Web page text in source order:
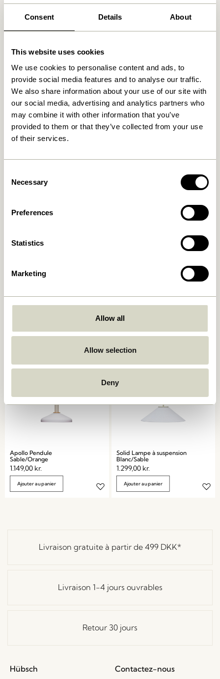
Consent Details About
This website uses cookies
We use cookies to personalise content and ads, to
provide social media features and to analyse our traffic.
We also share information about your use of our site with
our social media, advertising and analytics partners who
may combine it with other information that you’ve
provided to them or that they’ve collected from your use
of their services.
Selection
Necessary
Preferences
Statistics
Marketing
Allow all
Allow selection
Deny
Produits similaires
829,00kr.
Quip Pendule Gris clair
999,00kr.
Ajouter au panier
Chromatic Pendule Noir
559,00
Ajouter au panier
Apollo Pendule
Sable/Orange
1.149,00 kr.
Ajouter au panier
Solid Lampe à suspension
Blanc/Sable
1.299,00 kr.
Ajouter au panier
Livraison gratuite à partir de 499 DKK*
Livraison 1-4 jours ouvrables
Retour 30 jours
Hübsch
Contactez-nous